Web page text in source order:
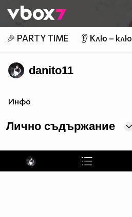
👾
🎉 PARTY TIME 👂 Клю – клю
danito11
Инфо
Лично съдържание